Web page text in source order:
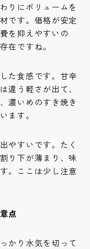
りにボリュームを
です。価格が安定
を抑えやすいの
在ですね。
た食感です。甘辛
違う軽さが出て、
濃いめのすき焼き
ます。
やすいです。たく
り下が薄まり、味
。ここは少し注意
点
かり水気を切って